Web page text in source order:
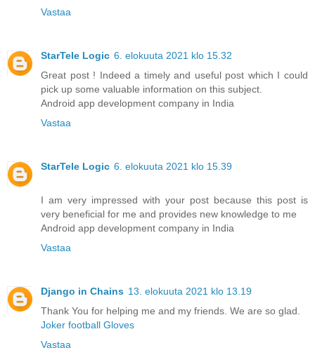
Vastaa
StarTele Logic 6. elokuuta 2021 klo 15.32
Great post ! Indeed a timely and useful post which I could
pick up some valuable information on this subject.
Android app development company in India
Vastaa
StarTele Logic 6. elokuuta 2021 klo 15.39
I am very impressed with your post because this post is
very beneficial for me and provides new knowledge to me
Android app development company in India
Vastaa
Django in Chains 13. elokuuta 2021 klo 13.19
Thank You for helping me and my friends. We are so glad.
Joker football Gloves
Vastaa